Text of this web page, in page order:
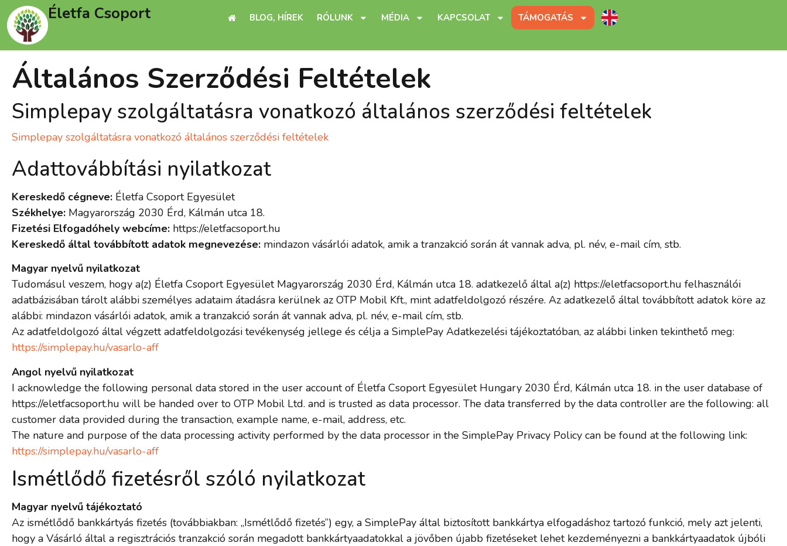
Életfa Csoport BLOG, HÍREK RÓLUNK MÉDIA KAPCSOLAT TÁMOGATÁS
Általános Szerződési Feltételek
Simplepay szolgáltatásra vonatkozó általános szerződési feltételek
Simplepay szolgáltatásra vonatkozó általános szerződési feltételek
Adattovábbítási nyilatkozat
Kereskedő cégneve: Életfa Csoport Egyesület
Székhelye: Magyarország 2030 Érd, Kálmán utca 18.
Fizetési Elfogadóhely webcíme: https://eletfacsoport.hu
Kereskedő által továbbított adatok megnevezése: mindazon vásárlói adatok, amik a tranzakció során át vannak adva, pl. név, e-mail cím, stb.
Magyar nyelvű nyilatkozat
Tudomásul veszem, hogy a(z) Életfa Csoport Egyesület Magyarország 2030 Érd, Kálmán utca 18. adatkezelő által a(z) https://eletfacsoport.hu felhasználói
adatbázisában tárolt alábbi személyes adataim átadásra kerülnek az OTP Mobil Kft., mint adatfeldolgozó részére. Az adatkezelő által továbbított adatok köre az
alábbi: mindazon vásárlói adatok, amik a tranzakció során át vannak adva, pl. név, e-mail cím, stb.
Az adatfeldolgozó által végzett adatfeldolgozási tevékenység jellege és célja a SimplePay Adatkezelési tájékoztatóban, az alábbi linken tekinthető meg:
https://simplepay.hu/vasarlo-aff
Angol nyelvű nyilatkozat
I acknowledge the following personal data stored in the user account of Életfa Csoport Egyesület Hungary 2030 Érd, Kálmán utca 18. in the user database of
https://eletfacsoport.hu will be handed over to OTP Mobil Ltd. and is trusted as data processor. The data transferred by the data controller are the following: all
customer data provided during the transaction, example name, e-mail, address, etc.
The nature and purpose of the data processing activity performed by the data processor in the SimplePay Privacy Policy can be found at the following link:
https://simplepay.hu/vasarlo-aff
Ismétlődő fizetésről szóló nyilatkozat
Magyar nyelvű tájékoztató
Az ismétlődő bankkártyás fizetés (továbbiakban: „Ismétlődő fizetés”) egy, a SimplePay által biztosított bankkártya elfogadáshoz tartozó funkció, mely azt jelenti,
hogy a Vásárló által a regisztrációs tranzakció során megadott bankkártyaadatokkal a jövőben újabb fizetéseket lehet kezdeményezni a bankkártyaadatok újbóli